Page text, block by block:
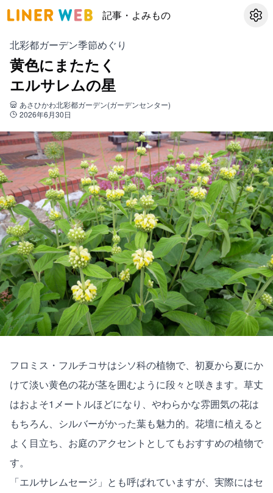
記事・よみもの 設定
北彩都ガーデン季節めぐり
黄色にまたたく
エルサレムの星
あさひかわ北彩都ガーデン(ガーデンセンター)
2026年6月30日
フロミス・フルチコサはシソ科の植物で、初夏から夏にか
けて淡い黄色の花が茎を囲むように段々と咲きます。草丈
はおよそ1メートルほどになり、やわらかな雰囲気の花は
もちろん、シルバーがかった葉も魅力的。花壇に植えると
よく目立ち、お庭のアクセントとしてもおすすめの植物で
す。
「エルサレムセージ」とも呼ばれていますが、実際にはセ